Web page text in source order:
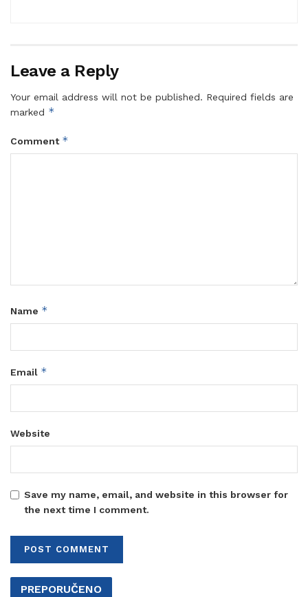
Leave a Reply
Your email address will not be published. Required fields are
marked *
Comment *
Name *
Email *
Website
Save my name, email, and website in this browser for
the next time I comment.
PREPORUČENO